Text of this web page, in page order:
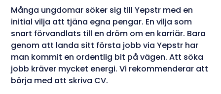
Många ungdomar söker sig till Yepstr med en
initial vilja att tjäna egna pengar. En vilja som
snart förvandlats till en dröm om en karriär. Bara
genom att landa sitt första jobb via Yepstr har
man kommit en ordentlig bit på vägen. Att söka
jobb kräver mycket energi. Vi rekommenderar att
börja med att skriva CV.